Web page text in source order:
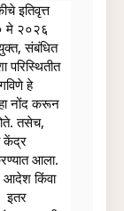
इतिवृत्त
मे २०२६
संबंधित
परिस्थितीत
हे
नोंद करून
तसेच,
केंद्र
आला.
आदेश किंवा
इतर